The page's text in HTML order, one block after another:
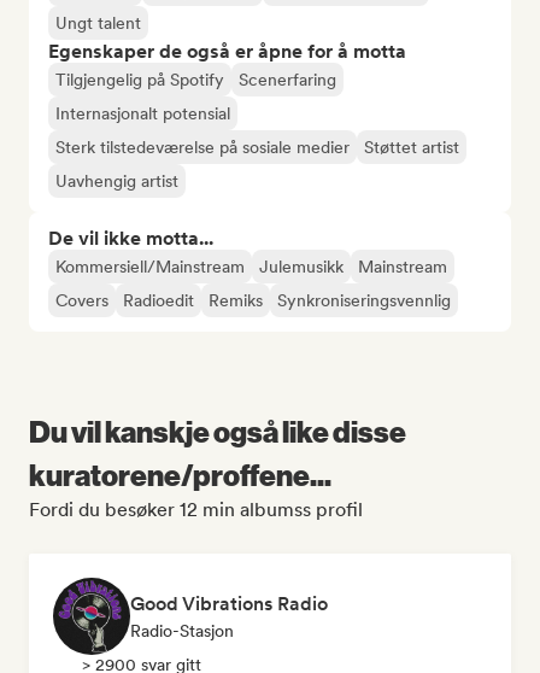
Ungt talent
Egenskaper de også er åpne for å motta
Tilgjengelig på Spotify
Scenerfaring
Internasjonalt potensial
Sterk tilstedeværelse på sosiale medier
Støttet artist
Uavhengig artist
De vil ikke motta...
Kommersiell/Mainstream Julemusikk
Mainstream
Covers
Radioedit Remiks Synkroniseringsvennlig
Du vil kanskje også like disse
kuratorene/proffene...
Fordi du besøker 12 min albumss profil
Good Vibrations Radio
Radio-Stasjon
> 2900 svar gitt